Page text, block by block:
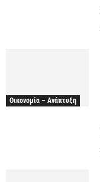
Οικονομία – Ανάπτυξη